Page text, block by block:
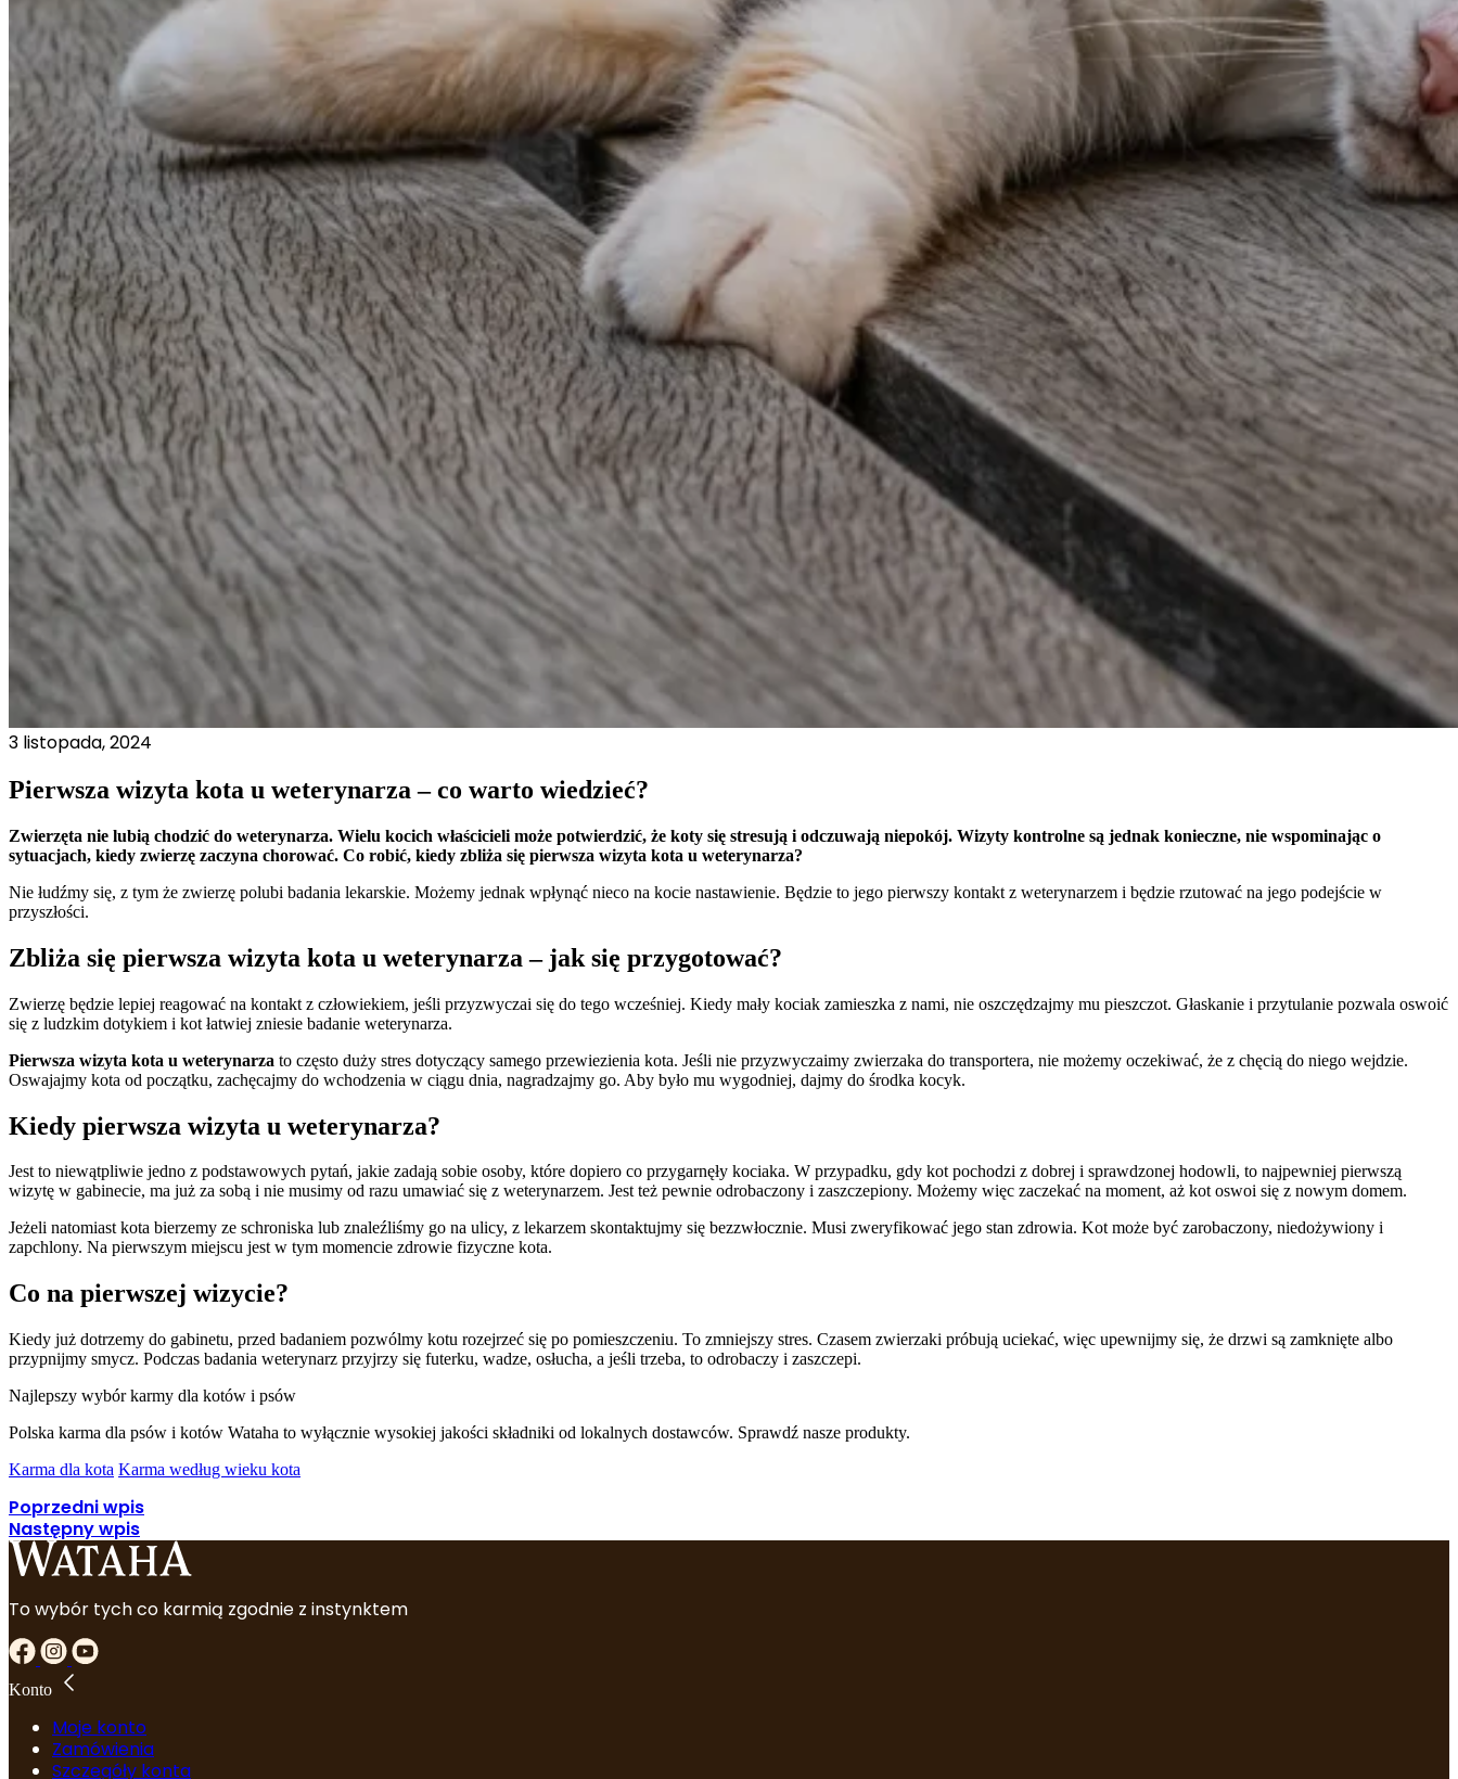
3 listopada, 2024
Pierwsza wizyta kota u weterynarza – co warto wiedzieć?
Zwierzęta nie lubią chodzić do weterynarza. Wielu kocich właścicieli może potwierdzić, że koty się stresują i odczuwają niepokój. Wizyty kontrolne są jednak konieczne, nie wspominając o
sytuacjach, kiedy zwierzę zaczyna chorować. Co robić, kiedy zbliża się pierwsza wizyta kota u weterynarza?
Nie łudźmy się, z tym że zwierzę polubi badania lekarskie. Możemy jednak wpłynąć nieco na kocie nastawienie. Będzie to jego pierwszy kontakt z weterynarzem i będzie rzutować na jego podejście w
przyszłości.
Zbliża się pierwsza wizyta kota u weterynarza – jak się przygotować?
Zwierzę będzie lepiej reagować na kontakt z człowiekiem, jeśli przyzwyczai się do tego wcześniej. Kiedy mały kociak zamieszka z nami, nie oszczędzajmy mu pieszczot. Głaskanie i przytulanie pozwala oswoić
się z ludzkim dotykiem i kot łatwiej zniesie badanie weterynarza.
Pierwsza wizyta kota u weterynarza to często duży stres dotyczący samego przewiezienia kota. Jeśli nie przyzwyczaimy zwierzaka do transportera, nie możemy oczekiwać, że z chęcią do niego wejdzie.
Oswajajmy kota od początku, zachęcajmy do wchodzenia w ciągu dnia, nagradzajmy go. Aby było mu wygodniej, dajmy do środka kocyk.
Kiedy pierwsza wizyta u weterynarza?
Jest to niewątpliwie jedno z podstawowych pytań, jakie zadają sobie osoby, które dopiero co przygarnęły kociaka. W przypadku, gdy kot pochodzi z dobrej i sprawdzonej hodowli, to najpewniej pierwszą
wizytę w gabinecie, ma już za sobą i nie musimy od razu umawiać się z weterynarzem. Jest też pewnie odrobaczony i zaszczepiony. Możemy więc zaczekać na moment, aż kot oswoi się z nowym domem.
Jeżeli natomiast kota bierzemy ze schroniska lub znaleźliśmy go na ulicy, z lekarzem skontaktujmy się bezzwłocznie. Musi zweryfikować jego stan zdrowia. Kot może być zarobaczony, niedożywiony i
zapchlony. Na pierwszym miejscu jest w tym momencie zdrowie fizyczne kota.
Co na pierwszej wizycie?
Kiedy już dotrzemy do gabinetu, przed badaniem pozwólmy kotu rozejrzeć się po pomieszczeniu. To zmniejszy stres. Czasem zwierzaki próbują uciekać, więc upewnijmy się, że drzwi są zamknięte albo
przypnijmy smycz. Podczas badania weterynarz przyjrzy się futerku, wadze, osłucha, a jeśli trzeba, to odrobaczy i zaszczepi.
Najlepszy wybór karmy dla kotów i psów
Polska karma dla psów i kotów Wataha to wyłącznie wysokiej jakości składniki od lokalnych dostawców. Sprawdź nasze produkty.
Karma dla kota Karma według wieku kota
Poprzedni wpis
Następny wpis
To wybór tych co karmią zgodnie z instynktem
Konto
Moje konto
Zamówienia
Szczegóły konta
Niezbędne pliki cookie mają kluczowe znaczenie dla podstawowych funkcji witryny i witryna nie będzie działać w zamierzony sposób bez
nich. Te pliki cookie nie przechowują żadnych danych umożliwiających identyfikację osoby.
Preferencje
Pliki cookie dotyczące preferencji umożliwiają stronie zapamiętanie informacji, które zmieniają wygląd lub funkcjonowanie strony, np.
preferowany język lub region, w którym znajduje się użytkownik.
Statystyka
Statystyczne pliki cookie pomagają właścicielem stron internetowych zrozumieć, w jaki sposób różni użytkownicy zachowują się na stronie,
gromadząc i zgłaszając anonimowe informacje.
Marketing
Marketingowe pliki cookie stosowane są w celu śledzenia użytkowników na stronach internetowych. Celem jest wyświetlanie reklam, które są
istotne i interesujące dla poszczególnych użytkowników i tym samym bardziej cenne dla wydawców i reklamodawców strony trzeciej.
Nieklasyfikowane
Nieklasyfikowane pliki cookie, to pliki, które są w procesie klasyfikowania, wraz z dostawcami poszczególnych ciasteczek.
Odrzuć Zapisz moje preferencje Akceptuj wszystko